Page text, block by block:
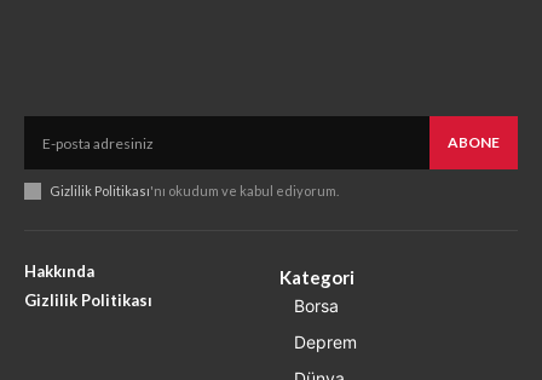
ABONE
Gizlilik Politikası'nı okudum ve kabul ediyorum.
Hakkında
Gizlilik Politikası
Kategori
Borsa
Deprem